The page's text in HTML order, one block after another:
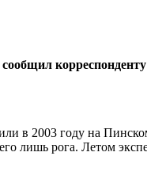
в 2003 году на
лишь рога. Летом